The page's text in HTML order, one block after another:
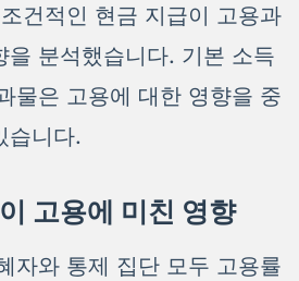
건적인 현금 지급이 고용과
을 분석했습니다. 기본 소득
물은 고용에 대한 영향을 중
습니다.
고용에 미친 영향
자와 통제 집단 모두 고용률